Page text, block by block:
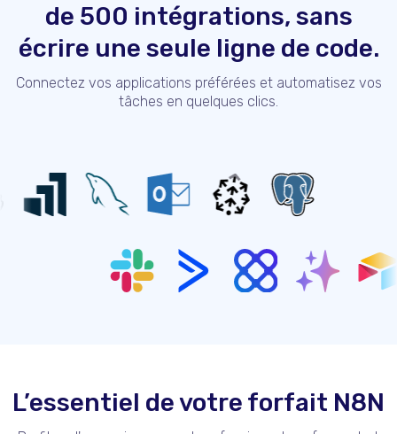
de 500 intégrations, sans
écrire une seule ligne de code.
Connectez vos applications préférées et automatisez vos
tâches en quelques clics.
L’essentiel de votre forfait N8N